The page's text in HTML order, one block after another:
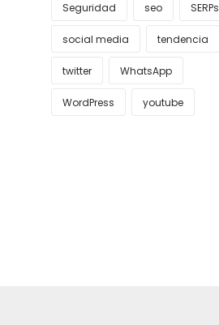
Seguridad seo SERPs
social media tendencia
twitter WhatsApp
WordPress youtube